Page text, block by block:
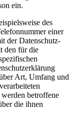
ein.
des
einer
der Datenschutz-
den für die
Art, Umfang und
betroffene
die ihnen